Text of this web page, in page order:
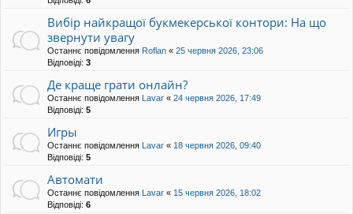
Вибір найкращої букмекерської контори: На що
звернути увагу
Останнє повідомлення Roflan « 25 червня 2026, 23:06
Відповіді: 3
Де краще грати онлайн?
Останнє повідомлення Lavar « 24 червня 2026, 17:49
Відповіді: 5
Игры
Останнє повідомлення Lavar « 18 червня 2026, 09:40
Відповіді: 5
Автомати
Останнє повідомлення Lavar « 15 червня 2026, 18:02
Відповіді: 6